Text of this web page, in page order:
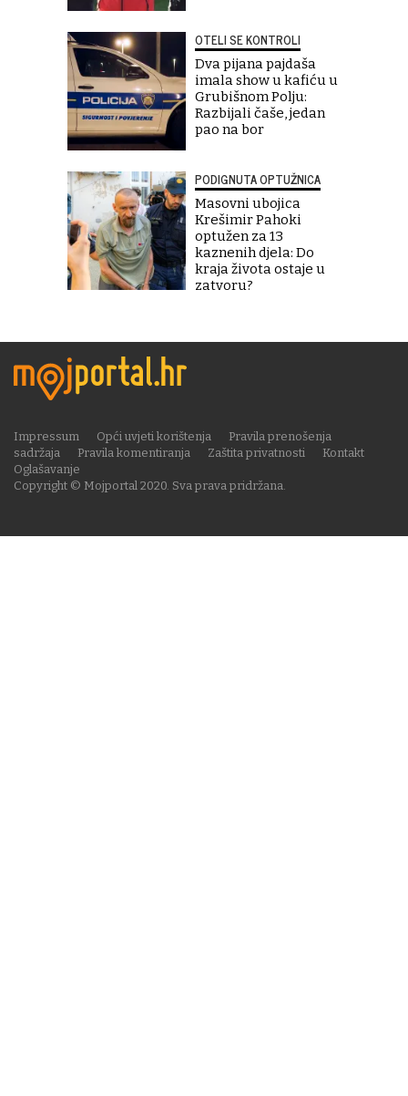
OTELI SE KONTROLI
Dva pijana pajdaša
imala show u kafiću u
Grubišnom Polju:
Razbijali čaše, jedan
pao na bor
PODIGNUTA OPTUŽNICA
Masovni ubojica
Krešimir Pahoki
optužen za 13
kaznenih djela: Do
kraja života ostaje u
zatvoru?
Copyright © Mojportal 2020. Sva prava pridržana.
Impressum Opći uvjeti korištenja
Pravila prenošenja
sadržaja
Pravila komentiranja Zaštita privatnosti
Kontakt
Oglašavanje